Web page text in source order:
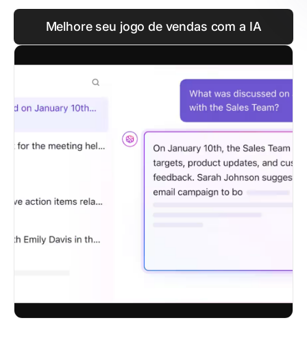
Melhore seu jogo de vendas com a IA